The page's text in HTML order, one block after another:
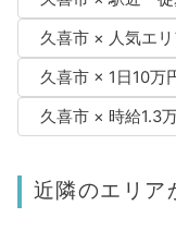
久喜市 × 人気エ
久喜市 × 1日10万
久喜市 × 時給1.3
近隣のエリア